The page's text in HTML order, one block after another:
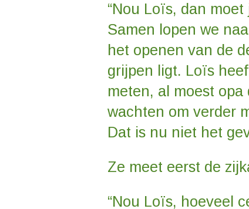
“Nou Loïs, dan
Samen lopen we
het openen van de
grijpen ligt. Loïs
meten, al moest
wachten om verder
Dat is nu niet het
Ze meet eerst de
“Nou Loïs, hoeveel